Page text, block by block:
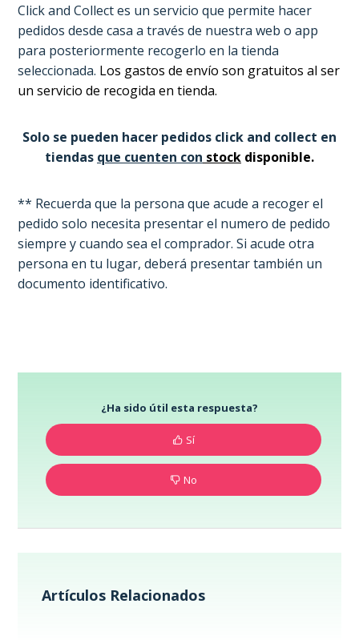
Click and Collect es un servicio que permite hacer
pedidos desde casa a través de nuestra web o app
para posteriormente recogerlo en la tienda
seleccionada. Los gastos de envío son gratuitos al ser
un servicio de recogida en tienda.
Solo se pueden hacer pedidos click and collect en
tiendas que cuenten con stock disponible.
** Recuerda que la persona que acude a recoger el
pedido solo necesita presentar el numero de pedido
siempre y cuando sea el comprador. Si acude otra
persona en tu lugar, deberá presentar también un
documento identificativo.
¿Ha sido útil esta respuesta?
Sí
No
Artículos Relacionados